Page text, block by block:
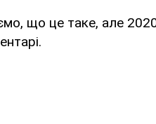
що це таке, але